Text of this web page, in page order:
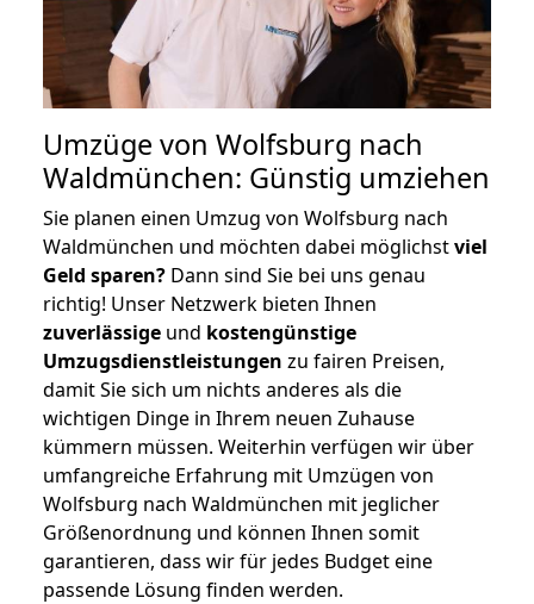
Umzüge von Wolfsburg nach
Waldmünchen: Günstig umziehen
Sie planen einen Umzug von Wolfsburg nach
Waldmünchen und möchten dabei möglichstviel
Geld sparen? Dann sind Sie bei uns genau
richtig! Unser Netzwerk bieten Ihnen
zuverlässige und kostengünstige
Umzugsdienstleistungen zu fairen Preisen,
damit Sie sich um nichts anderes als die
wichtigen Dinge in Ihrem neuen Zuhause
kümmern müssen. Weiterhin verfügen wir über
umfangreiche Erfahrung mit Umzügen von
Wolfsburg nach Waldmünchen mit jeglicher
Größenordnung und können Ihnen somit
garantieren, dass wir für jedes Budget eine
passende Lösung finden werden.